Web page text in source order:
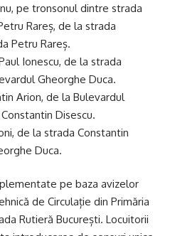
pe tronsonul dintre strada
Rareș, de la strada
Petru Rareș.
Ionescu, de la strada
Gheorghe Duca.
Arion, de la Bulevardul
Disescu.
de la strada Constantin
Duca.
pe baza avizelor
de Circulație din Primăria
Rutieră București. Locuitorii